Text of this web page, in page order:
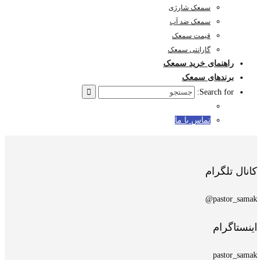
سمعک شارژی
سمعک ضد آب
قیمت سمعک
گارانتی سمعک
راهنمای خرید سمعک
برندهای سمعک
Search for:
تماس با ما
کانال تلگرام
pastor_samak@
اینستاگرام
pastor_samak